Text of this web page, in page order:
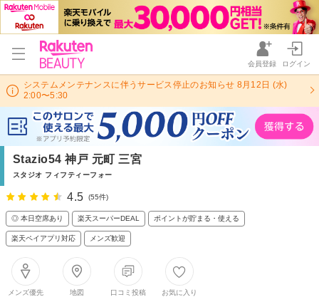
会員登録 ログイン
システムメンテナンスに伴うサービス停止のお知らせ 8月12日 (水)
2:00〜5:30
Stazio54 神戸 元町 三宮
スタジオ フィフティーフォー
4.5 (55件)
◎ 本日空席あり 楽天スーパーDEAL ポイントが貯まる・使える
楽天ペイアプリ対応 メンズ歓迎
メンズ優先
地図
口コミ投稿
お気に入り